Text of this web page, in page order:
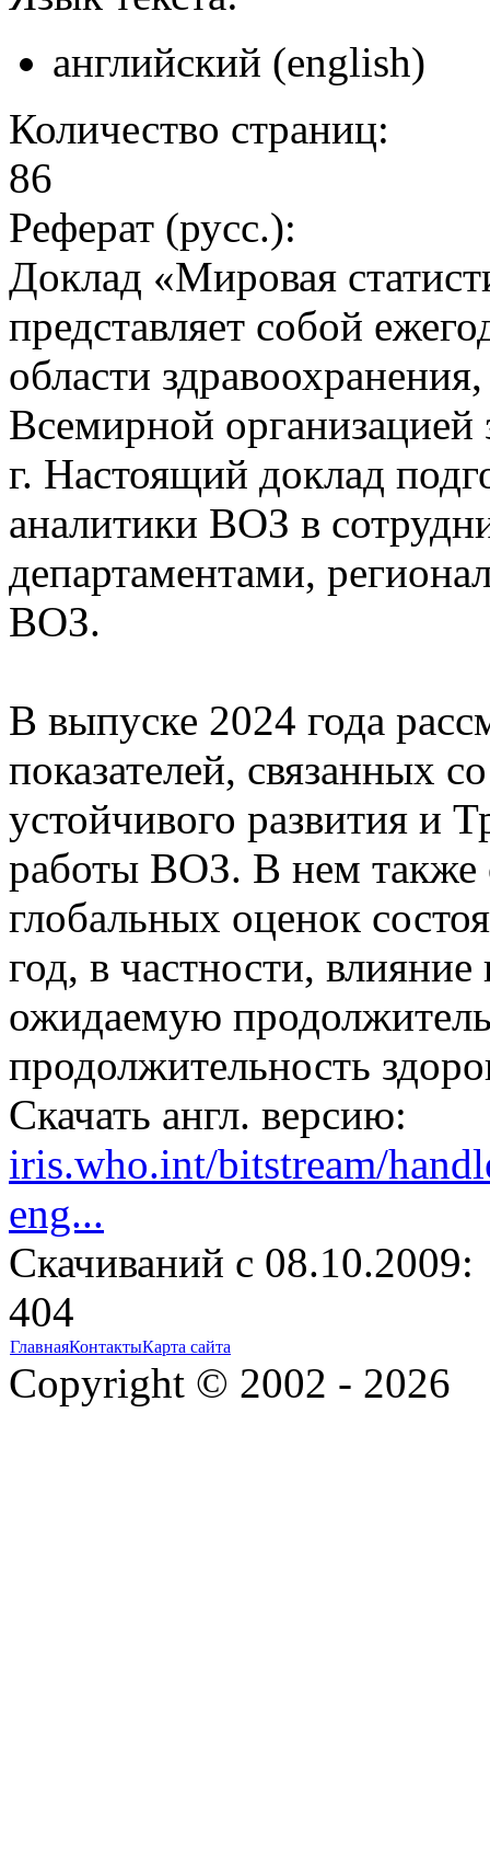
английский (english)
Количество страниц:
86
Реферат (русс.):
Доклад «Мировая
представляет собой
области
Всемирной
г. Настоящий доклад
аналитики ВОЗ в
департаментами,
ВОЗ.
В выпуске 2024 года
показателей, связанных
устойчивого развития и
работы ВОЗ. В нем также
глобальных оценок
год, в частности,
ожидаемую
продолжительность
Скачать англ. версию:
iris.who.int/bitstream/
eng...
Cкачиваний с 08.10.2009:
404
ГлавнаяКонтактыКарта сайта
Copyright © 2002 - 2026